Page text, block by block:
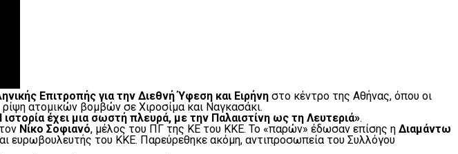
Επιτροπής για την Διεθνή Ύφεση και Ειρήνη στο κέντρο της Αθήνας, όπου οι
ατομικών βομβών σε Χιροσίμα και Ναγκασάκι.
ιστορία έχει μια σωστή πλευρά, με την Παλαιστίνη ως τη Λευτεριά».
Νίκο Σοφιανό, μέλος του ΠΓ της ΚΕ του ΚΚΕ. Το «παρών» έδωσαν επίσης η Διαμάντω
ευρωβουλευτής του ΚΚΕ. Παρεύρεθηκε ακόμη, αντιπροσωπεία του Συλλόγου